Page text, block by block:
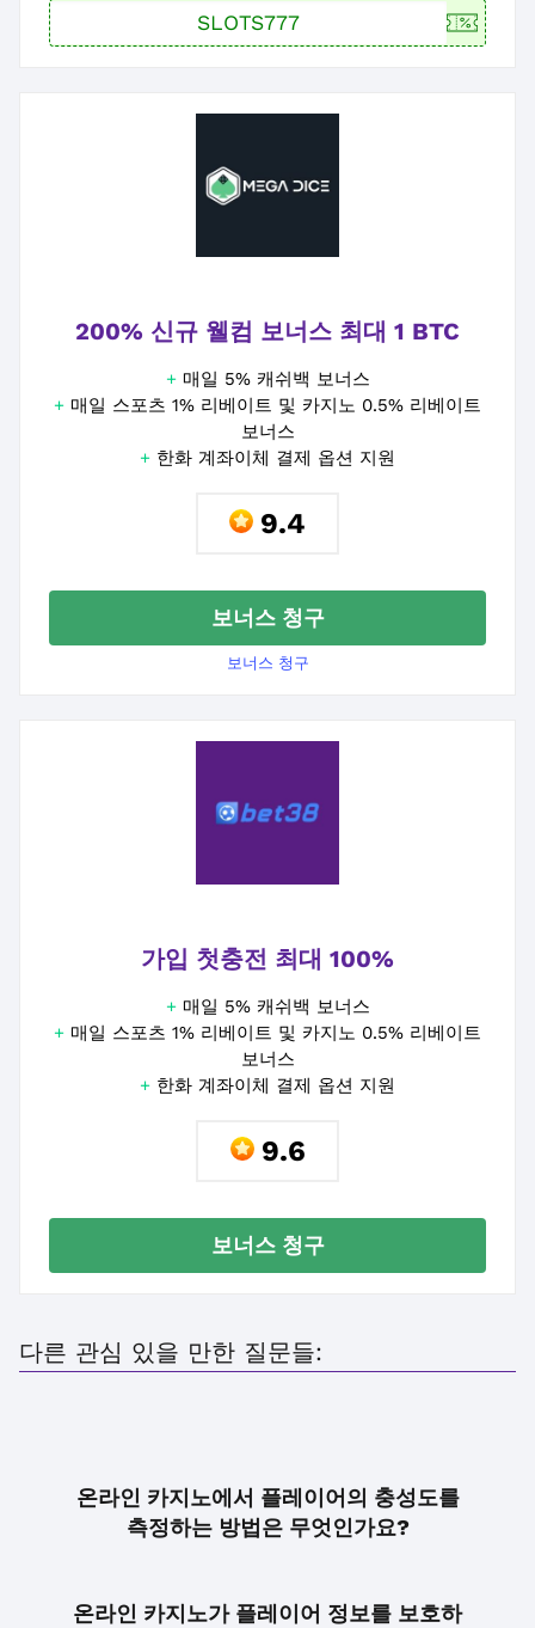
200% 신규 웰컴 보너스 최대 1 BTC
+ 매일 5% 캐쉬백 보너스
+ 매일 스포츠 1% 리베이트 및 카지노 0.5% 리베이트
보너스
+ 한화 계좌이체 결제 옵션 지원
9.4
보너스 청구
보너스 청구
가입 첫충전 최대 100%
+ 매일 5% 캐쉬백 보너스
+ 매일 스포츠 1% 리베이트 및 카지노 0.5% 리베이트
보너스
+ 한화 계좌이체 결제 옵션 지원
9.6
보너스 청구
다른 관심 있을 만한 질문들:
온라인 카지노에서 플레이어의 충성도를
측정하는 방법은 무엇인가요?
온라인 카지노가 플레이어 정보를 보호하